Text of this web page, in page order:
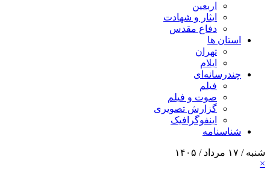
اربعین
ایثار و شهادت
دفاع مقدس
استان ها
تهران
ایلام
چندرسانه‌ای
فیلم
صوت و فیلم
گزارش تصویری
اینفوگرافیک
شناسنامه
شنبه / ۱۷ مرداد / ۱۴۰۵
×